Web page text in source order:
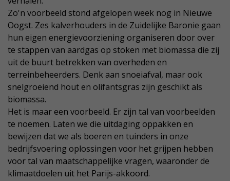
Zo'n voorbeeld stond afgelopen week nog in Nieuwe
Oogst. Zes kalverhouders in de Zuidelijke Baronie gaan
hun eigen energievoorziening organiseren door over
te stappen van aardgas op stoken met biomassa die zij
uit de buurt betrekken van overheden en
terreinbeheerders. Denk aan snoeiafval, maar ook
snelgroeiend hout en olifantsgras zijn geschikt als
biomassa.
Het is maar een voorbeeld. Er zijn tal van voorbeelden
te noemen. Laten we die uitdaging oppakken en
bewijzen dat we als boeren en tuinders in onze
bedrijfsvoering oplossingen voor het grijpen hebben
voor tal van maatschappelijke vragen, waaronder de
klimaatdoelen uit het Parijs-akkoord.